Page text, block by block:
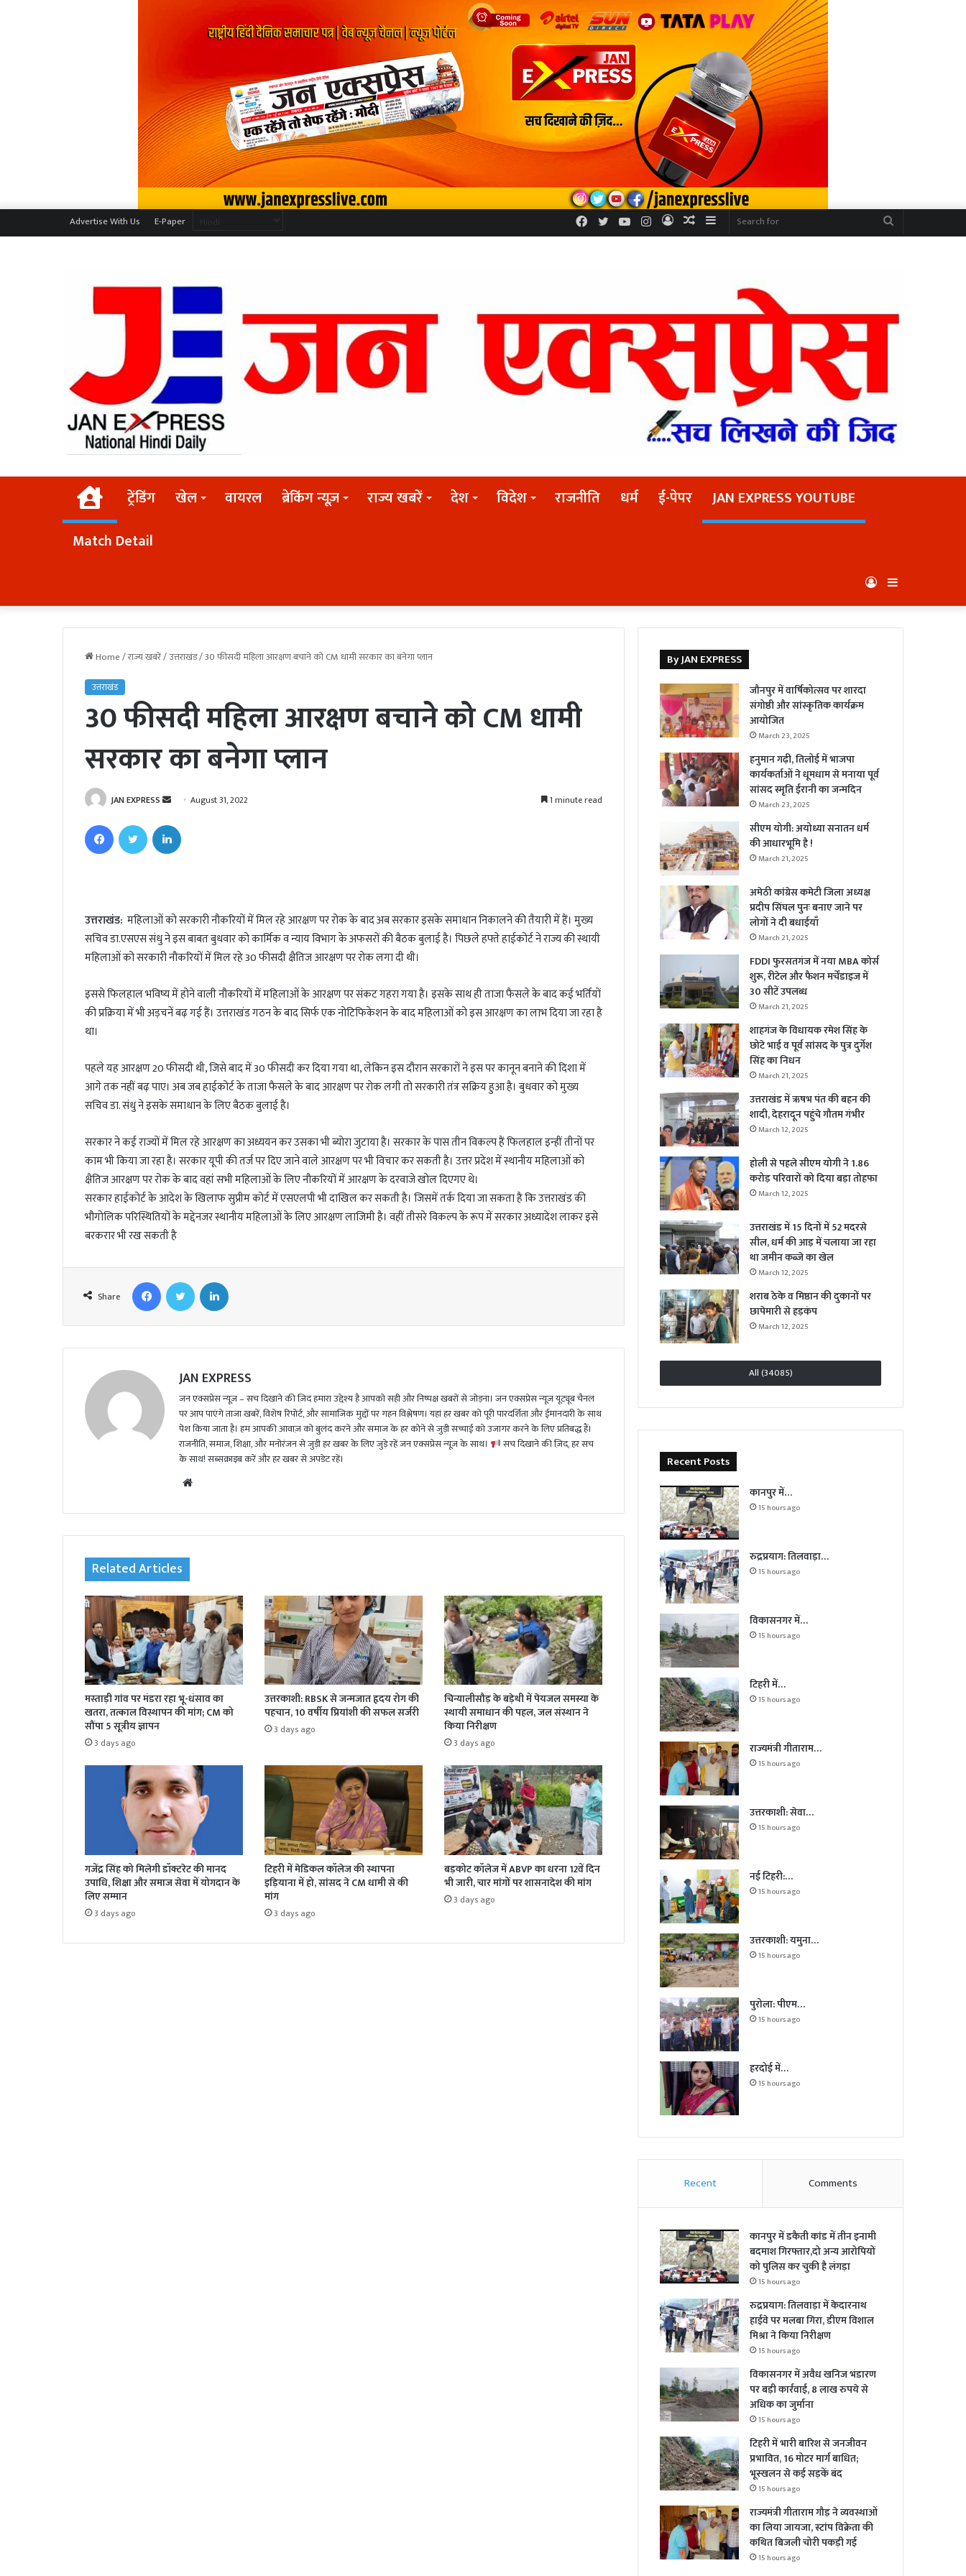
Advertise With Us E-Paper Sidebar
Random
Log
Instagram
YouTube
Twitter
Facebook
Homeट्रेंडिंग खेल वायरल ब्रेकिंग न्यूज़ राज्य खबरें देश विदेश राजनीति धर्म ई-पेपर
JAN EXPRESS YOUTUBE
Match Detail
Log
In
Home/राज्य खबरें/उत्तराखंड/30 फीसदी महिला आरक्षण बचाने को CM धामी सरकार का बनेगा प्लान
उत्तराखंड
30 फीसदी महिला आरक्षण बचाने को CM धामी
सरकार का बनेगा प्लान
JAN EXPRESS
d
m
a
i
August 31, 2022 1 minute read
उत्तराखंड: महिलाओं को सरकारी नौकरियों में मिल रहे आरक्षण पर रोक के बाद अब सरकार इसके समाधान निकालने की तैयारी में हैं। मुख्य
सचिव डा.एसएस संधु ने इस बाबत बुधवार को कार्मिक व न्याय विभाग के अफसरों की बैठक बुलाई है। पिछले हफ्ते हाईकोर्ट ने राज्य की स्थायी
महिलाओं को सरकारी नौकरियों में मिल रहे 30 फीसदी क्षैतिज आरक्षण पर रोक लगा दी थी।
इससे फिलहाल भविष्य में होने वाली नौकरियों में महिलाओं के आरक्षण पर संकट गहरा गया है। इसके साथ ही ताजा फैसले के बाद कई भर्तियों
की प्रक्रिया में भी अड़चनें बढ़ गई हैं। उत्तराखंड गठन के बाद सिर्फ एक नोटिफिकेशन के बाद महिलाओं को इस आरक्षण का लाभ दिया जा रहा है
था।
पहले यह आरक्षण 20 फीसदी थी, जिसे बाद में 30 फीसदी कर दिया गया था, लेकिन इस दौरान सरकारों ने इस पर कानून बनाने की दिशा में
आगे तक नहीं बढ़ पाए। अब जब हाईकोर्ट के ताजा फैसले के बाद आरक्षण पर रोक लगी तो सरकारी तंत्र सक्रिय हुआ है। बुधवार को मुख्य
सचिव डा. संधु ने इसके समाधान के लिए बैठक बुलाई है।
सरकार ने कई राज्यों में मिल रहे आरक्षण का अध्ययन कर उसका भी ब्योरा जुटाया है। सरकार के पास तीन विकल्प हैं फिलहाल इन्हीं तीनों पर
काम भी किया जा रहा है। सरकार यूपी की तर्ज पर दिए जाने वाले आरक्षण पर भी विचार कर सकती है। उत्तर प्रदेश में स्थानीय महिलाओं को
क्षैतिज आरक्षण पर रोक के बाद वहां सभी महिलाओं के लिए नौकरियों में आरक्षण के दरवाजे खोल दिएगए थे।
सरकार हाईकोर्ट के आदेश के खिलाफ सुप्रीम कोर्ट में एसएलपी भी दाखिल कर सकती है। जिसमें तर्क दिया जा सकता है कि उत्तराखंड की
भौगोलिक परिस्थितियों के मद्देनजर स्थानीय महिलाओं के लिए आरक्षण लाजिमी है। वहीं तीसरे विकल्प के रूप में सरकार अध्यादेश लाकर इसे
बरकरार भी रख सकती है
Share
JAN EXPRESS
जन एक्सप्रेस न्यूज़ – सच दिखाने की ज़िद हमारा उद्देश्य है आपको सही और निष्पक्ष खबरों से जोड़ना। जन एक्सप्रेस न्यूज़ यूट्यूब चैनल
पर आप पाएंगे ताजा खबरें, विशेष रिपोर्ट, और सामाजिक मुद्दों पर गहन विश्लेषण। यहां हर खबर को पूरी पारदर्शिता और ईमानदारी के साथ
पेश किया जाता है। हम आपकी आवाज़ को बुलंद करने और समाज के हर कोने से जुड़ी सच्चाई को उजागर करने के लिए प्रतिबद्ध हैं।
राजनीति, समाज, शिक्षा, और मनोरंजन से जुड़ी हर खबर के लिए जुड़े रहें जन एक्सप्रेस न्यूज़ के साथ।
सच दिखाने की ज़िद, हर सच
के साथ! सब्सक्राइब करें और हर खबर से अपडेट रहें।
te
Related Articles
मस्ताड़ी गांव पर मंडरा रहा भू-धंसाव का
खतरा, तत्काल विस्थापन की मांग; CM को
सौंपा 5 सूत्रीय ज्ञापन
3 days ago
उत्तरकाशी: RBSK से जन्मजात हृदय रोग की
पहचान, 10 वर्षीय प्रियांशी की सफल सर्जरी
3 days ago
चिन्यालीसौड़ के बड़ेथी में पेयजल समस्या के
स्थायी समाधान की पहल, जल संस्थान ने
किया निरीक्षण
3 days ago
गजेंद्र सिंह को मिलेगी डॉक्टरेट की मानद
उपाधि, शिक्षा और समाज सेवा में योगदान के
लिए सम्मान
3 days ago
टिहरी में मेडिकल कॉलेज की स्थापना
इड़ियाना में हो, सांसद ने CM धामी से की
मांग
3 days ago
बड़कोट कॉलेज में ABVP का धरना 12वें दिन
भी जारी, चार मांगों पर शासनादेश की मांग
3 days ago
By JAN EXPRESS
जौनपुर में वार्षिकोत्सव पर शारदा
संगोष्ठी और सांस्कृतिक कार्यक्रम
आयोजित
March 23, 2025
हनुमान गढ़ी, तिलोई में भाजपा
कार्यकर्ताओं ने धूमधाम से मनाया पूर्व
सांसद स्मृति ईरानी का जन्मदिन
March 23, 2025
सीएम योगी: अयोध्या सनातन धर्म
की आधारभूमि है !
March 21, 2025
अमेठी कांग्रेस कमेटी जिला अध्यक्ष
प्रदीप सिंघल पुनः बनाए जाने पर
लोगों ने दी बधाईयाँ
March 21, 2025
FDDI फुरसतगंज में नया MBA कोर्स
शुरू, रीटेल और फैशन मर्चेंडाइज में
30 सीटें उपलब्ध
March 21, 2025
शाहगंज के विधायक रमेश सिंह के
छोटे भाई व पूर्व सांसद के पुत्र दुर्गेश
सिंह का निधन
March 21, 2025
उत्तराखंड में ऋषभ पंत की बहन की
शादी, देहरादून पहुंचे गौतम गंभीर
March 12, 2025
होली से पहले सीएम योगी ने 1.86
करोड़ परिवारों को दिया बड़ा तोहफा
March 12, 2025
उत्तराखंड में 15 दिनों में 52 मदरसे
सील, धर्म की आड़ में चलाया जा रहा
था जमीन कब्जे का खेल
March 12, 2025
शराब ठेके व मिष्ठान की दुकानों पर
छापेमारी से हड़कंप
March 12, 2025
All (34085)
Recent Posts
कानपुर में…
15 hours ago
रुद्रप्रयाग: तिलवाड़ा…
15 hours ago
विकासनगर में…
15 hours ago
टिहरी में…
15 hours ago
राज्यमंत्री गीताराम…
15 hours ago
उत्तरकाशी: सेवा…
15 hours ago
नई टिहरी:…
15 hours ago
उत्तरकाशी: यमुना…
15 hours ago
पुरोला: पीएम…
15 hours ago
हरदोई में…
15 hours ago
Recent Comments
कानपुर में डकैती कांड में तीन इनामी
बदमाश गिरफ्तार,दो अन्य आरोपियों
को पुलिस कर चुकी है लंगड़ा
15 hours ago
रुद्रप्रयाग: तिलवाड़ा में केदारनाथ
हाईवे पर मलबा गिरा, डीएम विशाल
मिश्रा ने किया निरीक्षण
15 hours ago
विकासनगर में अवैध खनिज भंडारण
पर बड़ी कार्रवाई, 8 लाख रुपये से
अधिक का जुर्माना
15 hours ago
टिहरी में भारी बारिश से जनजीवन
प्रभावित, 16 मोटर मार्ग बाधित;
भूस्खलन से कई सड़कें बंद
15 hours ago
राज्यमंत्री गीताराम गौड़ ने व्यवस्थाओं
का लिया जायजा, स्टांप विक्रेता की
कथित बिजली चोरी पकड़ी गई
15 hours ago